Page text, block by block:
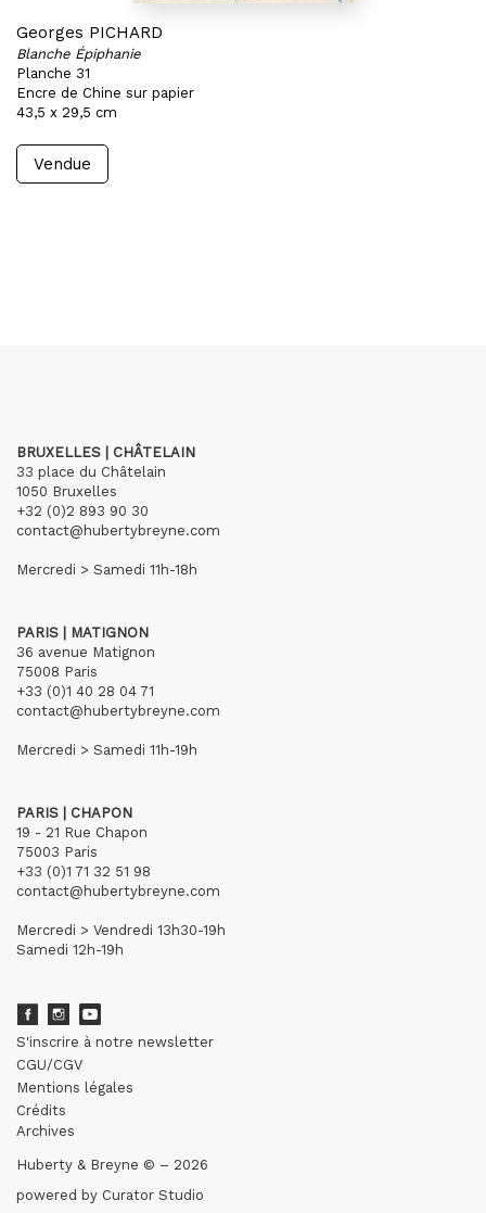
Georges PICHARD
Blanche Épiphanie
Planche 31
Encre de Chine sur papier
43,5 x 29,5 cm
Vendue
BRUXELLES | CHÂTELAIN
33 place du Châtelain
1050 Bruxelles
+32 (0)2 893 90 30
contact@hubertybreyne.com
Mercredi > Samedi 11h-18h
PARIS | MATIGNON
36 avenue Matignon
75008 Paris
+33 (0)1 40 28 04 71
contact@hubertybreyne.com
Mercredi > Samedi 11h-19h
PARIS | CHAPON
19 - 21 Rue Chapon
75003 Paris
+33 (0)1 71 32 51 98
contact@hubertybreyne.com
Mercredi > Vendredi 13h30-19h
Samedi 12h-19h
S'inscrire à notre newsletter
CGU/CGV
Mentions légales
Crédits
Archives
Huberty & Breyne © – 2026
powered by Curator Studio